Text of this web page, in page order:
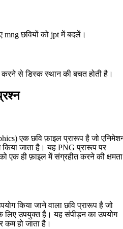
mng छवियों को jpt में बदलें।
करने से डिस्क स्थान की बचत होती है।
एक छवि फ़ाइल प्रारूप है जो
जाता है। यह PNG प्रारूप पर
एक ही फ़ाइल में संग्रहीत करने की क्षमता
किया जाने वाला छवि प्रारूप है जो
लिए उपयुक्त है। यह संपीड़न का उपयोग
हो जाता है।